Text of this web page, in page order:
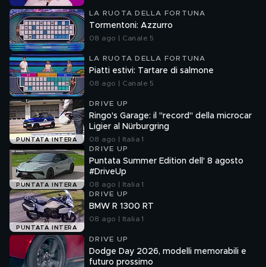
LA RUOTA DELLA FORTUNA
Tormentoni: Azzurro
08 ago | Canale 5
LA RUOTA DELLA FORTUNA
Piatti estivi: Tartare di salmone
08 ago | Canale 5
PUNTATA INTERA
DRIVE UP
Ringo's Garage: il "record" della microcar
Ligier al Nürburgring
08 ago | Italia 1
PUNTATA INTERA
DRIVE UP
Puntata Summer Edition dell' 8 agosto
#DriveUp
08 ago | Italia 1
PUNTATA INTERA
DRIVE UP
BMW R 1300 RT
08 ago | Italia 1
DRIVE UP
Dodge Day 2026, modelli memorabili e
futuro prossimo